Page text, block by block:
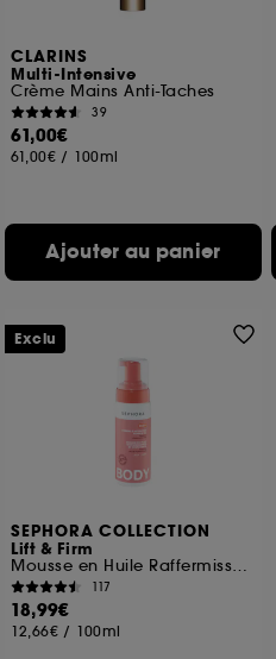
CLARINS
Multi-Intensive
Crème Mains Anti-Taches
39
61,00€
61,00€ / 100ml
Ajouter au panier
SEPHORA COLLECTION
Lift & Firm
Mousse en Huile Raffermissante Et Hydratante
117
18,99€
12,66€ / 100ml
Exclu